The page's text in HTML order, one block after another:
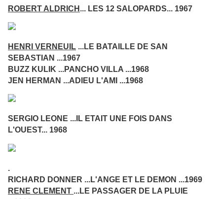
ROBERT ALDRICH ... LES 12 SALOPARDS... 1967
HENRI VERNEUIL ...LE BATAILLE DE SAN
SEBASTIAN ...1967
BUZZ KULIK ...PANCHO VILLA ...1968
JEN HERMAN ...ADIEU L'AMI ...1968
SERGIO LEONE ...IL ETAIT UNE FOIS DANS
L'OUEST... 1968
.
RICHARD DONNER ...L'ANGE ET LE DEMON ...1969
RENE CLEMENT ...LE PASSAGER DE LA PLUIE